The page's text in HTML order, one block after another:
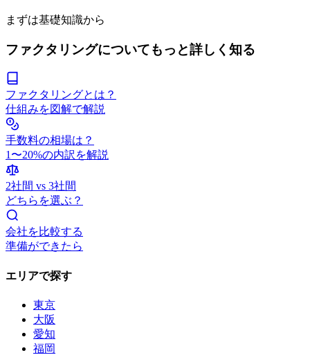
まずは基礎知識から
ファクタリングについてもっと詳しく知る
ファクタリングとは？
仕組みを図解で解説
手数料の相場は？
1〜20%の内訳を解説
2社間 vs 3社間
どちらを選ぶ？
会社を比較する
準備ができたら
エリアで探す
東京
大阪
愛知
福岡